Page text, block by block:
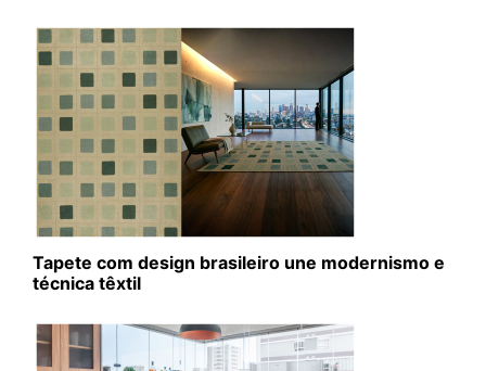
Tapete com design brasileiro une modernismo e
técnica têxtil